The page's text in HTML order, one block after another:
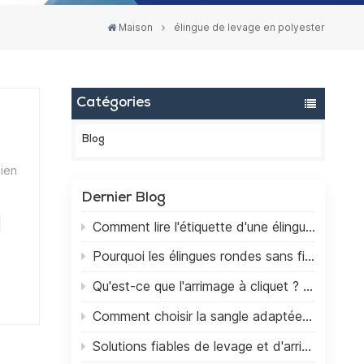
Maison élingue de levage en polyester
Catégories
Blog
Dernier Blog
Comment lire l'étiquette d'une élingue en sangle : Guide pratique pour le levage en toute sécurité
Pourquoi les élingues rondes sans fin sont le meilleur choix pour les applications de levage
Qu'est-ce que l'arrimage à cliquet ? Un guide complet pour débutants
Comment choisir la sangle adaptée au levage de charges lourdes
Solutions fiables de levage et d'arrimage pour le marché mondial